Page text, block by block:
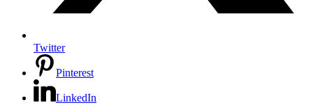
Twitter
Pinterest
LinkedIn